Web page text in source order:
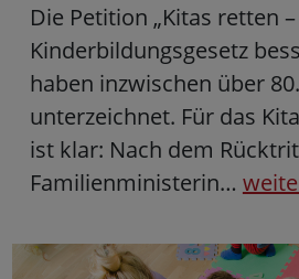
Die Petition „Kitas retten –
Kinderbildungsgesetz
haben inzwischen über
unterzeichnet. Für das
ist klar: Nach dem
Familienministerin…